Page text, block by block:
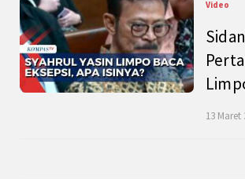
Video
13 Maret